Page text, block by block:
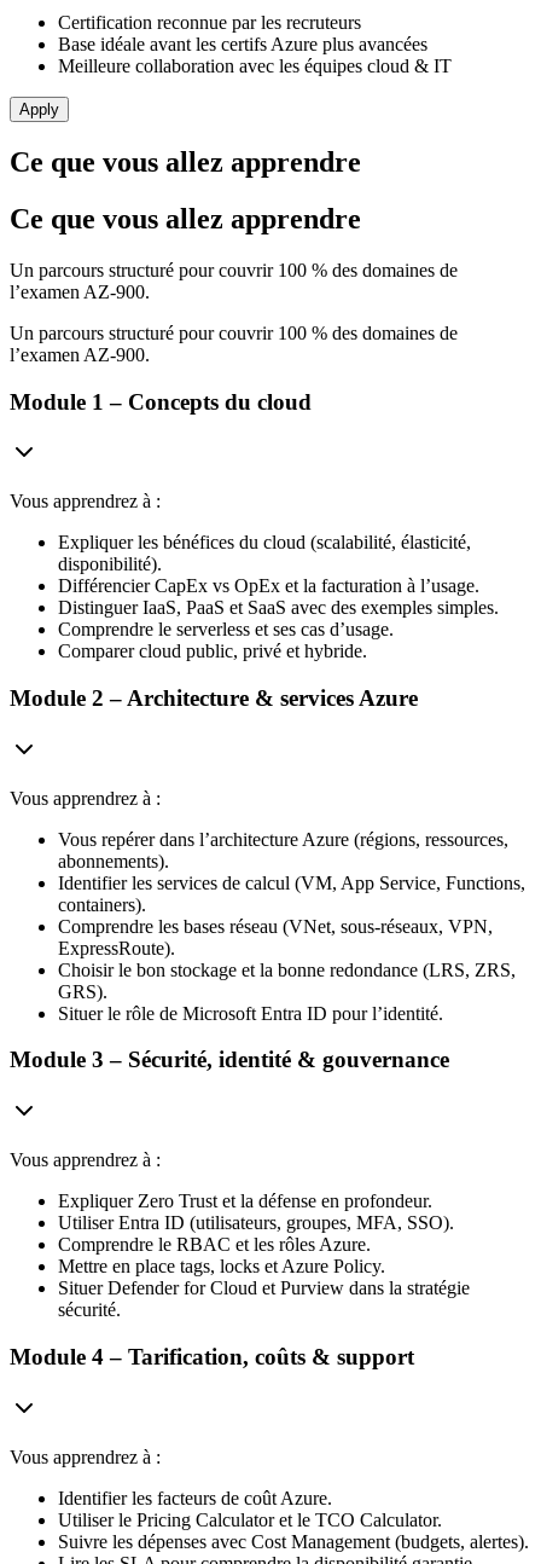
Certification reconnue par les recruteurs
Base idéale avant les certifs Azure plus avancées
Meilleure collaboration avec les équipes cloud & IT
Apply
Ce que vous allez apprendre
Ce que vous allez apprendre
Un parcours structuré pour couvrir 100 % des domaines de
l’examen AZ‑900.
Un parcours structuré pour couvrir 100 % des domaines de
l’examen AZ‑900.
Module 1 – Concepts du cloud
Vous apprendrez à :
Expliquer les bénéfices du cloud (scalabilité, élasticité,
disponibilité).
Différencier CapEx vs OpEx et la facturation à l’usage.
Distinguer IaaS, PaaS et SaaS avec des exemples simples.
Comprendre le serverless et ses cas d’usage.
Comparer cloud public, privé et hybride.
Module 2 – Architecture & services Azure
Vous apprendrez à :
Vous repérer dans l’architecture Azure (régions, ressources,
abonnements).
Identifier les services de calcul (VM, App Service, Functions,
containers).
Comprendre les bases réseau (VNet, sous-réseaux, VPN,
ExpressRoute).
Choisir le bon stockage et la bonne redondance (LRS, ZRS,
GRS).
Situer le rôle de Microsoft Entra ID pour l’identité.
Module 3 – Sécurité, identité & gouvernance
Vous apprendrez à :
Expliquer Zero Trust et la défense en profondeur.
Utiliser Entra ID (utilisateurs, groupes, MFA, SSO).
Comprendre le RBAC et les rôles Azure.
Mettre en place tags, locks et Azure Policy.
Situer Defender for Cloud et Purview dans la stratégie
sécurité.
Module 4 – Tarification, coûts & support
Vous apprendrez à :
Identifier les facteurs de coût Azure.
Utiliser le Pricing Calculator et le TCO Calculator.
Suivre les dépenses avec Cost Management (budgets, alertes).